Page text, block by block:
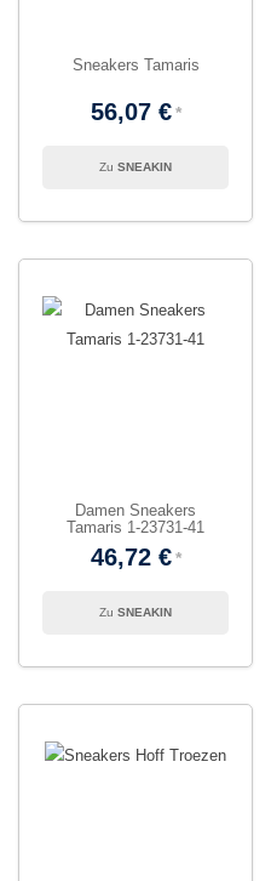
Sneakers Tamaris
56,07 €
SNEAKIN
Damen Sneakers
Tamaris 1-23731-41
46,72 €
SNEAKIN